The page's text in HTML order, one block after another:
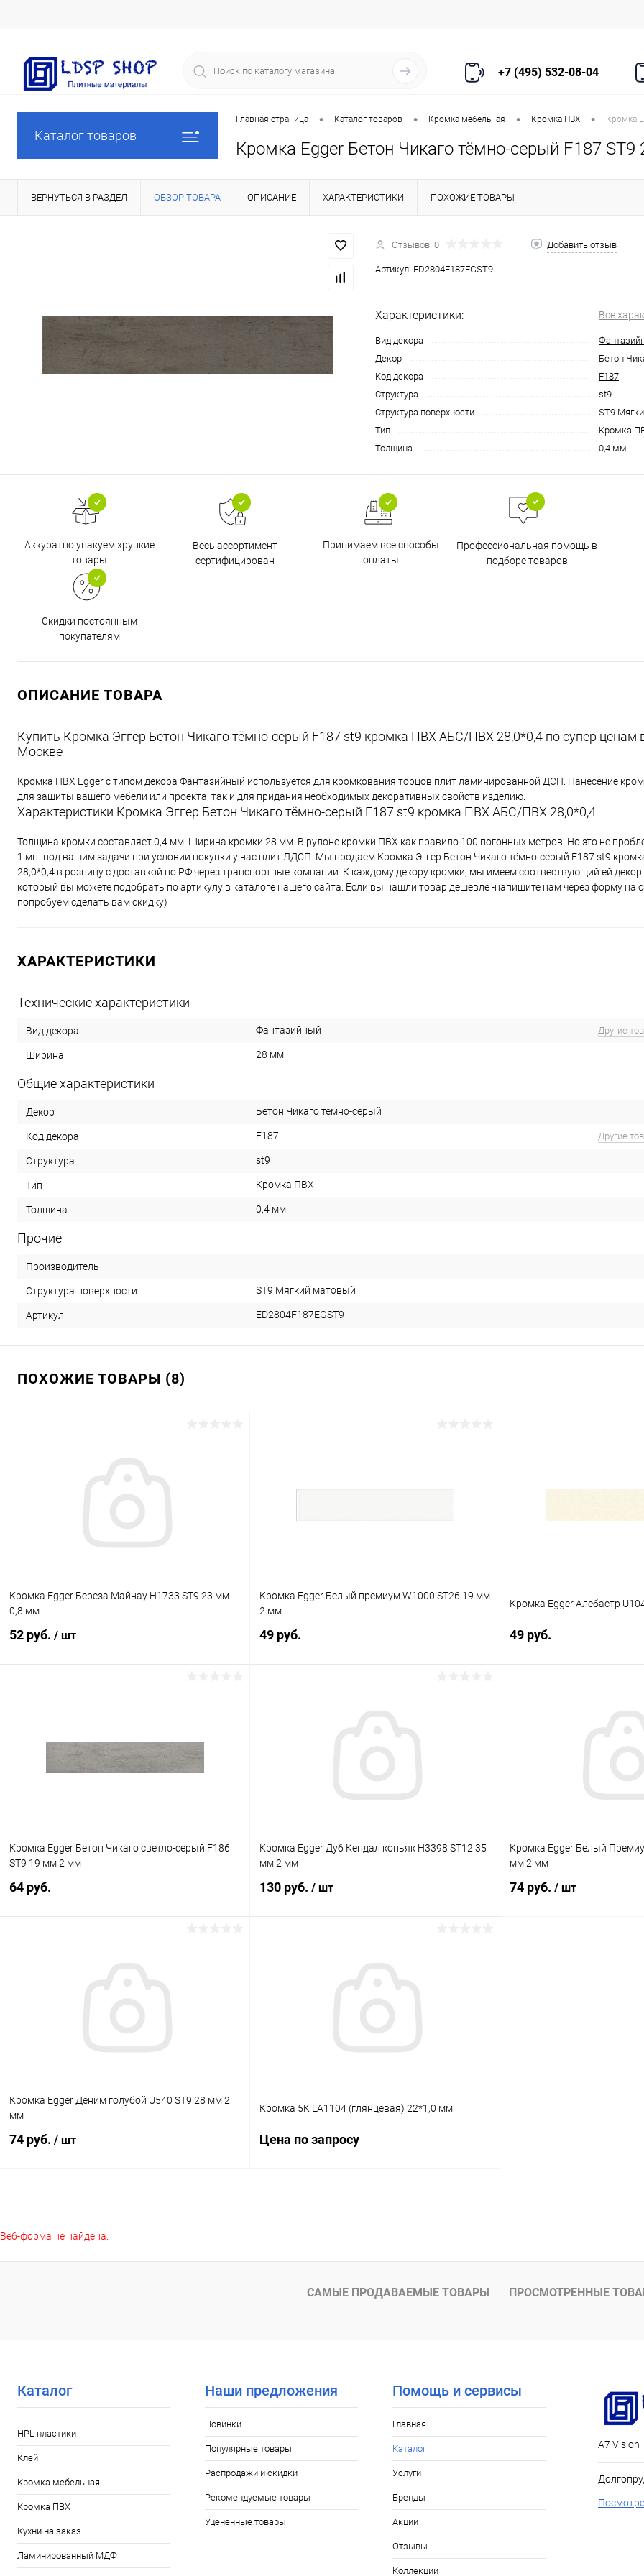
+7 (495) 532-08-04
Каталог товаров
Главная страница • Каталог товаров • Кромка мебельная • Кромка ПВХ • Кромка
Кромка Egger Бетон Чикаго тёмно-серый F187
ВЕРНУТЬСЯ В РАЗДЕЛ ОБЗОР ТОВАРА ОПИСАНИЕ ХАРАКТЕРИСТИКИ ПОХОЖИЕ ТОВАРЫ
Отзывов: 0 Добавить отзыв
Артикул: ED2804F187EGST9
Характеристики: Все
Вид декора
Декор
Бетон
Код декора
F187
Структура
st9
Структура поверхности
ST9
Тип
Кромка
Толщина
0,4 мм
Аккуратно упакуем хрупкие
товары
Весь ассортимент
сертифицирован
Принимаем все способы
оплаты
Профессиональная помощь в
подборе товаров
Скидки постоянным
покупателям
ОПИСАНИЕ ТОВАРА
Купить Кромка Эггер Бетон Чикаго тёмно-серый F187 st9 кромка ПВХ АБС/ПВХ 28,0*0,4 по супер
Москве
Кромка ПВХ Egger с типом декора Фантазийный используется для кромкования торцов плит ламинированной ДСП. Нанесение
для защиты вашего мебели или проекта, так и для придания необходимых декоративных свойств изделию.
Характеристики Кромка Эггер Бетон Чикаго тёмно-серый F187 st9 кромка ПВХ АБС/ПВХ 28,0*0,4
Толщина кромки составляет 0,4 мм. Ширина кромки 28 мм. В рулоне кромки ПВХ как правило 100 погонных метров. Но это не
1 мп -под вашим задачи при условии покупки у нас плит ЛДСП. Мы продаем Кромка Эггер Бетон Чикаго тёмно-серый F187 st9
28,0*0,4 в розницу с доставкой по РФ через транспортные компании. К каждому декору кромки, мы имеем соотвествующий ей
который вы можете подобрать по артикулу в каталоге нашего сайта. Если вы нашли товар дешевле -напишите нам через форму на
попробуем сделать вам скидку)
ХАРАКТЕРИСТИКИ
Технические характеристики
Вид декора Фантазийный Другие
Ширина 28 мм
Общие характеристики
Декор Бетон Чикаго тёмно-серый
Код декора F187 Другие
Структура st9
Тип Кромка ПВХ
Толщина 0,4 мм
Прочие
Производитель
Структура поверхности ST9 Мягкий матовый
Артикул ED2804F187EGST9
ПОХОЖИЕ ТОВАРЫ (8)
Кромка Egger Береза Майнау H1733 ST9 23 мм
0,8 мм
52 руб. / шт
В наличии
Кромка Egger Белый премиум W1000 ST26 19 мм
2 мм
49 руб.
Кромка Egger Алебастр
49 руб.
Кромка Egger Бетон Чикаго светло-серый F186
ST9 19 мм 2 мм
64 руб.
Кромка Egger Дуб Кендал коньяк Н3398 ST12 35
мм 2 мм
130 руб. / шт
Кромка Egger Белый
мм 2 мм
74 руб. / шт
Кромка Egger Деним голубой U540 ST9 28 мм 2
мм
74 руб. / шт
Купить в 1 клик
В избранное В наличии
Кромка 5K LA1104 (глянцевая) 22*1,0 мм
Цена по запросу
В избранное Под заказ
Веб-форма не найдена.
САМЫЕ ПРОДАВАЕМЫЕ ТОВАРЫ ПРОСМОТРЕННЫЕ
Каталог
HPL пластики
Клей
Кромка мебельная
Кромка ПВХ
Кухни на заказ
Ламинированный МДФ
Наши предложения
Новинки
Популярные товары
Распродажи и скидки
Рекомендуемые товары
Уцененные товары
Помощь и сервисы
Главная
Каталог
Услуги
Бренды
Акции
Отзывы
Коллекции
А7 Vision